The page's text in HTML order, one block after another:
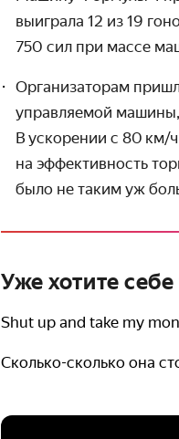
выиграла 12 из 19
750 сил при массе
Организаторам
управляемой машины,
В ускорении с 80 км /
на эффектив­ность
было не таким уж
Уже хотите
Shut up and take my
Сколько-сколько она